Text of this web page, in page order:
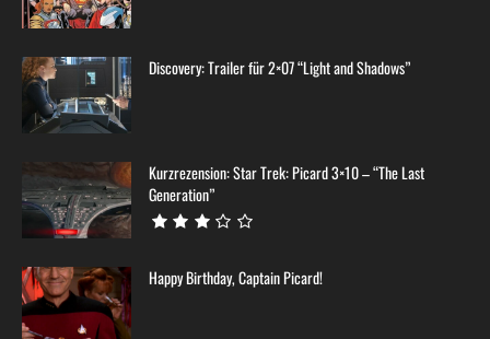
Discovery: Trailer für 2×07 “Light and Shadows”
Kurzrezension: Star Trek: Picard 3×10 – “The Last
Generation”
Happy Birthday, Captain Picard!